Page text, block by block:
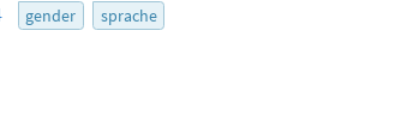
gender sprache